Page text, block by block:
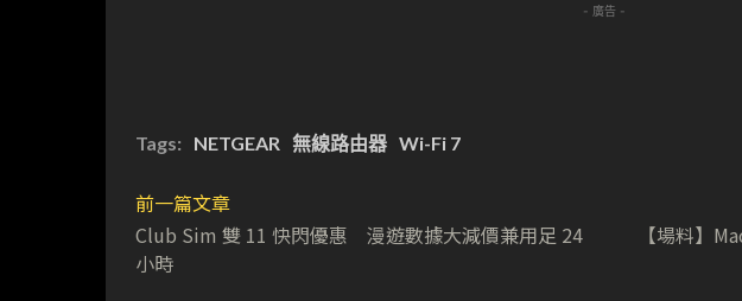
- 廣告 -
Tags: NETGEAR 無線路由器 Wi-Fi 7
前一篇文章
Club Sim 雙 11 快閃優惠 漫遊數據大減價兼用足 24
小時
【場料】